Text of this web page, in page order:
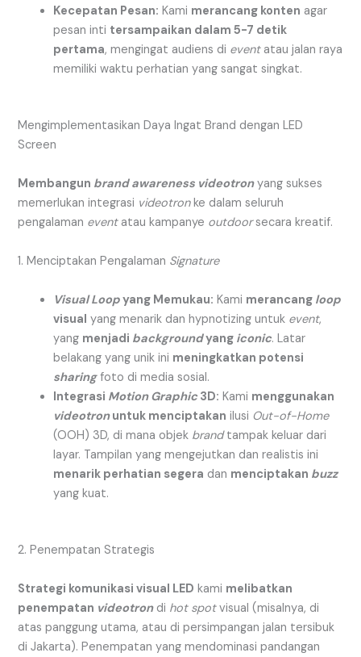
Kecepatan Pesan: Kami merancang konten agar
pesan inti tersampaikan dalam 5-7 detik
pertama, mengingat audiens di eventatau jalan raya
memiliki waktu perhatian yang sangat singkat.
Mengimplementasikan Daya Ingat Brand dengan LED
Screen
Membangun brand awareness videotronyang sukses
memerlukan integrasi videotronke dalam seluruh
pengalaman eventatau kampanye outdoorsecara kreatif.
1. Menciptakan Pengalaman Signature
Visual Loopyang Memukau: Kami merancang loop
visual yang menarik dan hypnotizing untuk event,
yang menjadi backgroundyang iconic. Latar
belakang yang unik ini meningkatkan potensi
sharingfoto di media sosial.
Integrasi Motion Graphic3D: Kami menggunakan
videotronuntuk menciptakan ilusi Out-of-Home
(OOH) 3D, di mana objek brandtampak keluar dari
layar. Tampilan yang mengejutkan dan realistis ini
menarik perhatian segera dan menciptakan buzz
yang kuat.
2. Penempatan Strategis
Strategi komunikasi visual LED kami melibatkan
penempatan videotrondi hot spotvisual (misalnya, di
atas panggung utama, atau di persimpangan jalan tersibuk
di Jakarta). Penempatan yang mendominasi pandangan